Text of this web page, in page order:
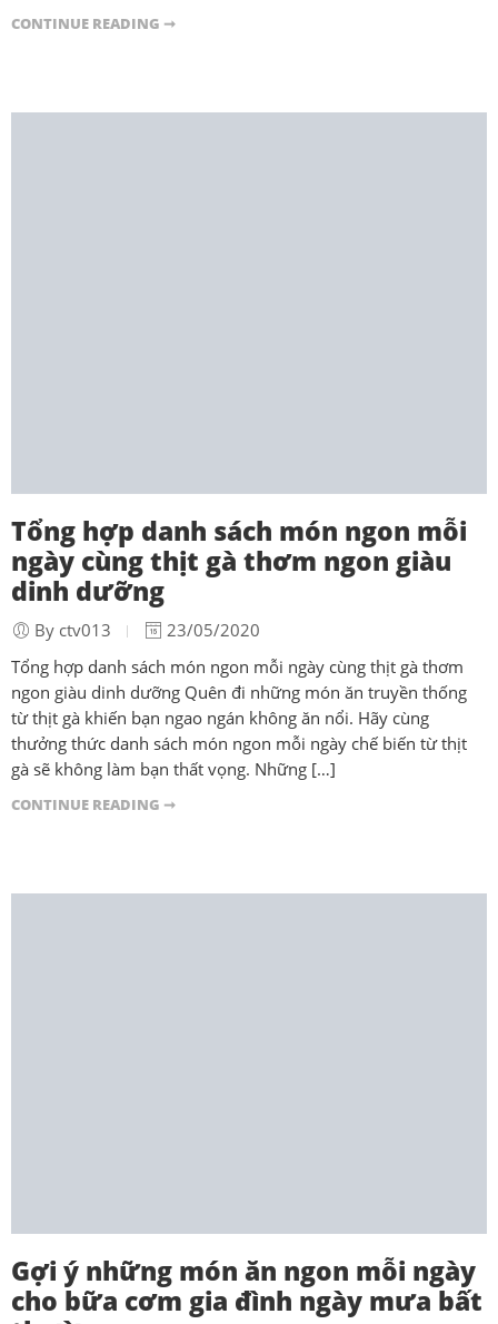
CONTINUE READING ➞
Tổng hợp danh sách món ngon mỗi
ngày cùng thịt gà thơm ngon giàu
dinh dưỡng
By ctv013
23/05/2020
Tổng hợp danh sách món ngon mỗi ngày cùng thịt gà thơm
ngon giàu dinh dưỡng Quên đi những món ăn truyền thống
từ thịt gà khiến bạn ngao ngán không ăn nổi. Hãy cùng
thưởng thức danh sách món ngon mỗi ngày chế biến từ thịt
gà sẽ không làm bạn thất vọng. Những […]
CONTINUE READING ➞
Gợi ý những món ăn ngon mỗi ngày
cho bữa cơm gia đình ngày mưa bất